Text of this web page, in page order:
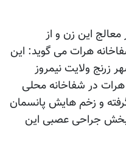
این زن و از
هرات می گوید: این
زرنج ولایت نیمروز
در شفاخانه محلی
و زخم هایش پانسمان
بخش جراحی عصبی این